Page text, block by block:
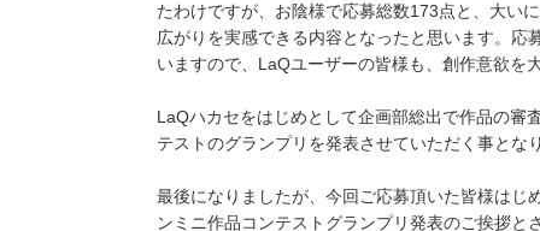
たわけですが、お陰様で応募総数173点と、大い
広がりを実感できる内容となったと思います。
いますので、LaQユーザーの皆様も、創作意欲を
LaQハカセをはじめとして企画部総出で作品の審
テストのグランプリを発表させていただく事と
最後になりましたが、今回ご応募頂いた皆様は
ンミニ作品コンテストグランプリ発表のご挨拶と